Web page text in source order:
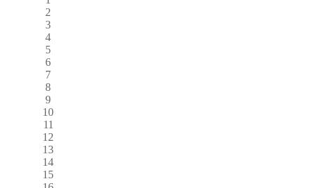
2
3
4
5
6
7
8
9
10
11
12
13
14
15